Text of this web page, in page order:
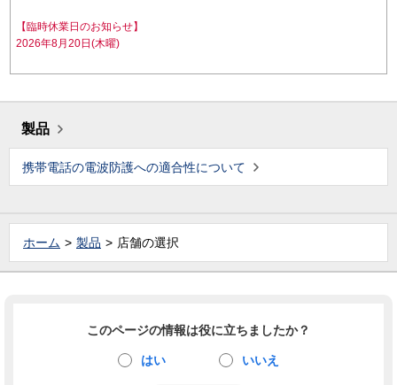
【臨時休業日のお知らせ】
2026年8月20日(木曜)
製品
携帯電話の電波防護への適合性について
ホーム 製品 店舗の選択
このページの情報は役に立ちましたか？
はい いいえ